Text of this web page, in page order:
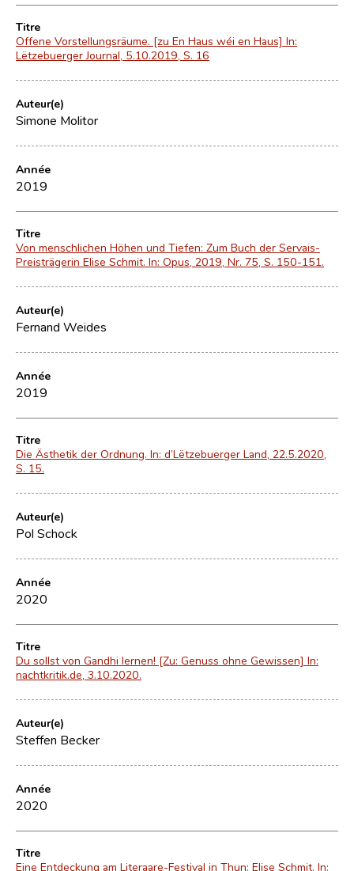
Titre
Offene Vorstellungsräume. [zu En Haus wéi en Haus] In:
Lëtzebuerger Journal, 5.10.2019, S. 16
Auteur(e)
Simone Molitor
Année
2019
Titre
Von menschlichen Höhen und Tiefen: Zum Buch der Servais-
Preisträgerin Elise Schmit. In: Opus, 2019, Nr. 75, S. 150-151.
Auteur(e)
Fernand Weides
Année
2019
Titre
Die Ästhetik der Ordnung. In: d’Lëtzebuerger Land, 22.5.2020,
S. 15.
Auteur(e)
Pol Schock
Année
2020
Titre
Du sollst von Gandhi lernen! [Zu: Genuss ohne Gewissen] In:
nachtkritik.de, 3.10.2020.
Auteur(e)
Steffen Becker
Année
2020
Titre
Eine Entdeckung am Literaare-Festival in Thun: Elise Schmit. In: